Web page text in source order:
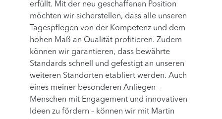
erfüllt. Mit der neu geschaffenen Position
möchten wir sicherstellen, dass alle unseren
Tagespflegen von der Kompetenz und dem
hohen Maß an Qualität profitieren. Zudem
können wir garantieren, dass bewährte
Standards schnell und gefestigt an unseren
weiteren Standorten etabliert werden. Auch
eines meiner besonderen Anliegen –
Menschen mit Engagement und innovativen
Ideen zu fördern – können wir mit Martin